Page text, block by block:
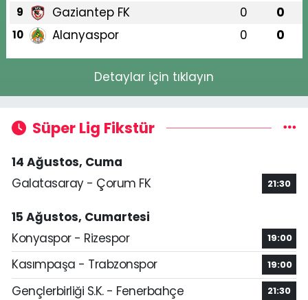
9 Gaziantep FK 0 0
10 Alanyaspor 0 0
Detaylar için tıklayın
Süper Lig Fikstür
14 Ağustos, Cuma
Galatasaray - Çorum FK
21:30
15 Ağustos, Cumartesi
Konyaspor - Rizespor
19:00
Kasımpaşa - Trabzonspor 19:00
Gençlerbirliği S.K. - Fenerbahçe 21:30